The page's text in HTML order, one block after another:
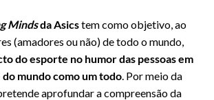
Mindsda Asicstem como objetivo, ao
(amadores ou não) de todo o mundo,
do esporte no humor das pessoas em
do mundo como um todo . Por meio da
aprofundar a compreensão da